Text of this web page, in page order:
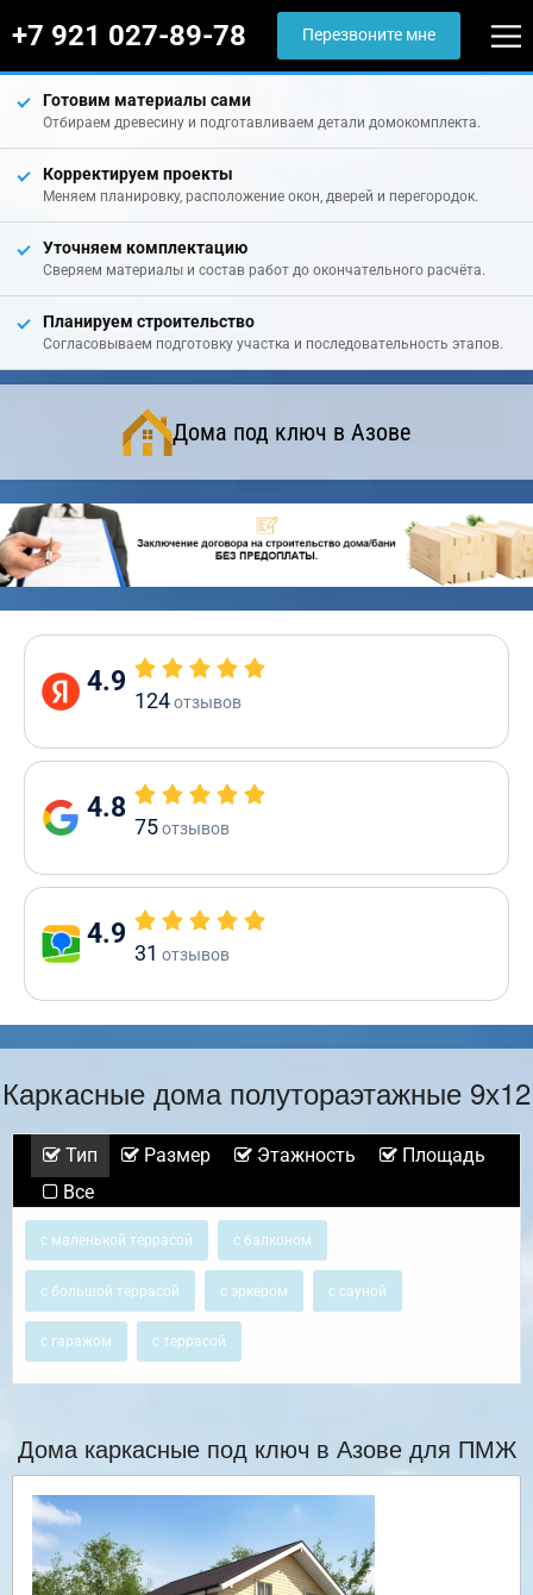
+7 921 027-89-78 Перезвоните мне
Готовим материалы сами
Отбираем древесину и подготавливаем детали домокомплекта.
Корректируем проекты
Меняем планировку, расположение окон, дверей и перегородок.
Уточняем комплектацию
Сверяем материалы и состав работ до окончательного расчёта.
Планируем строительство
Согласовываем подготовку участка и последовательность этапов.
Дома под ключ в Азове
4.9
124отзывов
4.8
75отзывов
4.9
31 отзывов
Каркасные дома полутораэтажные 9х12
Тип Размер Этажность
Площадь
Все
с маленькой террасой с балконом
с большой террасой с эркером с сауной
с гаражом с террасой
Дома каркасные под ключ в Азове для ПМЖ